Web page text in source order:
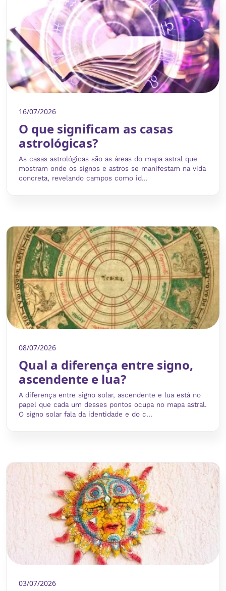
16/07/2026
O que significam as casas
astrológicas?
As casas astrológicas são as áreas do mapa astral que
mostram onde os signos e astros se manifestam na vida
concreta, revelando campos como id...
08/07/2026
Qual a diferença entre signo,
ascendente e lua?
A diferença entre signo solar, ascendente e lua está no
papel que cada um desses pontos ocupa no mapa astral.
O signo solar fala da identidade e do c...
03/07/2026